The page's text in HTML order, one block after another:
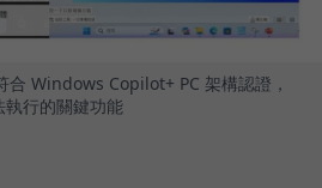
Windows Copilot+ PC 架構認證，
行的關鍵功能